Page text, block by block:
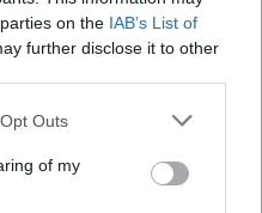
on the IAB’s List of
further disclose it to other
Outs
of my